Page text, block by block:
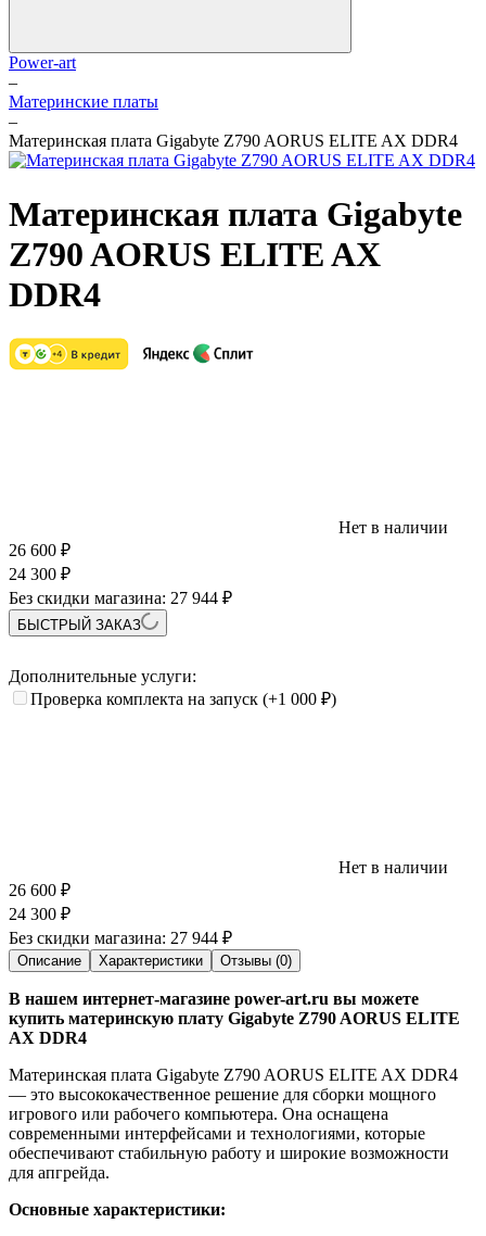
Power-art
–
Материнские платы
–
Материнская плата Gigabyte Z790 AORUS ELITE AX DDR4
Материнская плата Gigabyte
Z790 AORUS ELITE AX
DDR4
Нет в наличии
26 600 ₽
24 300 ₽
Без скидки магазина: 27 944 ₽
БЫСТРЫЙ ЗАКАЗ
Дополнительные услуги:
Проверка комплекта на запуск (+1 000 ₽)
Нет в наличии
26 600 ₽
24 300 ₽
Без скидки магазина: 27 944 ₽
Описание Характеристики Отзывы (0)
В нашем интернет-магазине power-art.ru вы можете
купить материнскую плату Gigabyte Z790 AORUS ELITE
AX DDR4
Материнская плата Gigabyte Z790 AORUS ELITE AX DDR4
— это высококачественное решение для сборки мощного
игрового или рабочего компьютера. Она оснащена
современными интерфейсами и технологиями, которые
обеспечивают стабильную работу и широкие возможности
для апгрейда.
Основные характеристики: